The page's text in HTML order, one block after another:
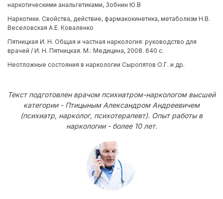
наркотическими анальгетиками, Зобнин Ю.В
Наркотики. Свойства, действие, фармакокинетика, метаболизм Н.В.
Веселовская А.Е. Коваленко
Пятницкая И. Н. Общая и частная наркология: руководство для
врачей / И. Н. Пятницкая. М.: Медицина, 2008. 640 с.
Неотложные состояния в наркологии Сыропятов О.Г. и др.
Текст подготовлен врачом психиатром-наркологом высшей
категории - Птицыным Александром Андреевичем
(психиатр, нарколог, психотерапевт). Опыт работы в
наркологии - более 10 лет.